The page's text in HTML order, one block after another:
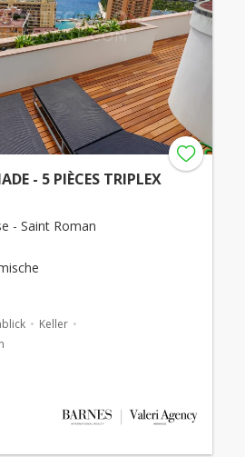
- 5 PIÈCES TRIPLEX
- Saint Roman
Keller